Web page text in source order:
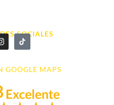
SOCIALES
GOOGLE MAPS